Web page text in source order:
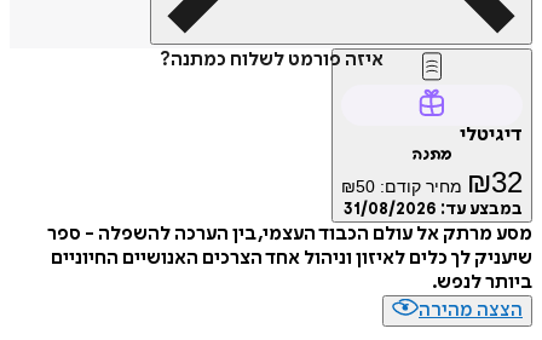
איזה פורמט לשלוח כמתנה?
₪ מחיר קודם: ₪50
עד:31/08/2026
אל עולם הכבוד העצמי, בין הערכה להשפלה - ספר
לך כלים לאיזון וניהול אחד הצרכים האנושיים החיוניים
לנפש.
מהירה